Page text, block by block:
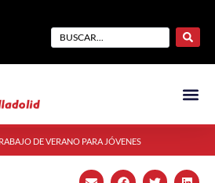
DE VERANO PARA JÓVENES